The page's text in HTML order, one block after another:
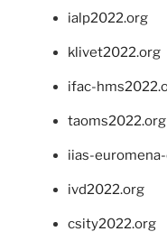
ialp2022.org
klivet2022.org
ifac-
taoms2022.org
iias-
ivd2022.org
csity2022.org